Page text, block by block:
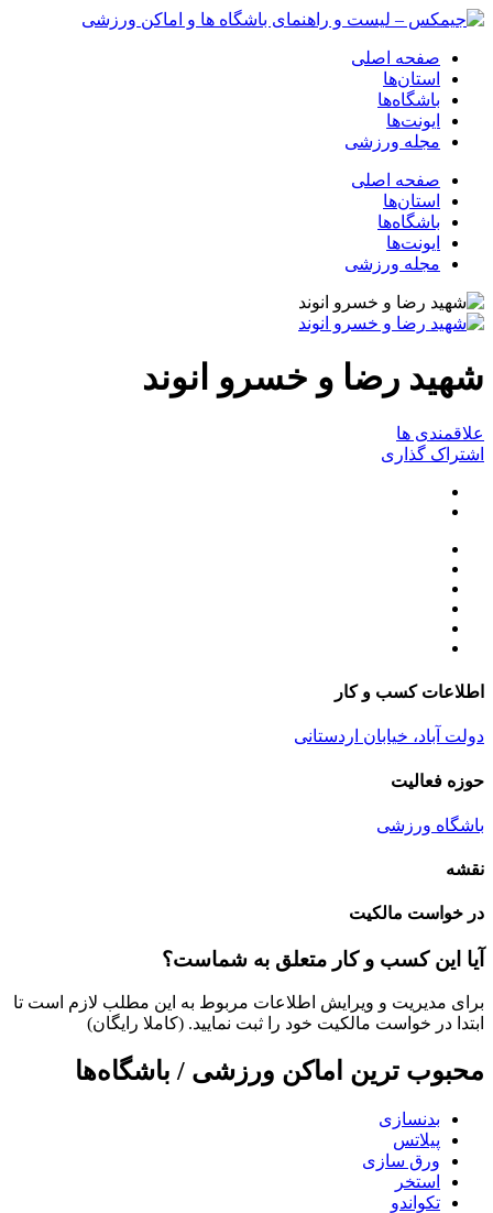
صفحه اصلی
استان‌ها
باشگاه‌ها
ایونت‌ها
مجله ورزشی
صفحه اصلی
استان‌ها
باشگاه‌ها
ایونت‌ها
مجله ورزشی
شهید رضا و خسرو انوند
علاقمندی ها
اشتراک گذاری
اطلاعات کسب و کار
دولت آباد، خیابان اردستانی
حوزه فعالیت
باشگاه ورزشی
نقشه
در خواست مالکیت
آیا این کسب و کار متعلق به شماست؟
برای مدیریت و ویرایش اطلاعات مربوط به این مطلب لازم است تا
ابتدا در خواست مالکیت خود را ثبت نمایید. (کاملا رایگان)
محبوب ترین اماکن ورزشی / باشگاه‌ها
بدنسازی
پیلاتس
ورق سازی
استخر
تکواندو